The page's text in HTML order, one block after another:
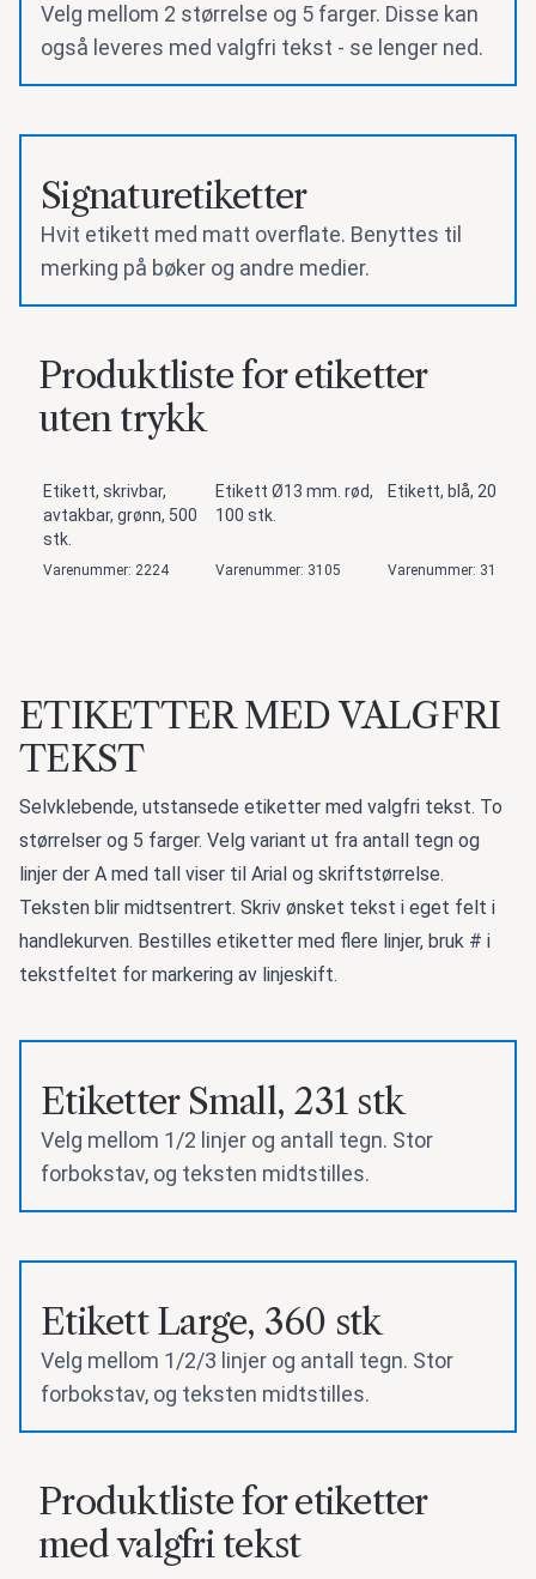
Velg mellom 2 størrelse og 5 farger. Disse kan
også leveres med valgfri tekst - se lenger ned.
Signaturetiketter
Hvit etikett med matt overflate. Benyttes til
merking på bøker og andre medier.
Produktliste for etiketter
uten trykk
Etikett, skrivbar,
avtakbar, grønn, 500
stk.
Varenummer: 2224
Etikett Ø13 mm. rød,
100 stk.
Varenummer: 3105
Etikett, blå, 20 stk.
Varenummer: 3187
ETIKETTER MED VALGFRI
TEKST
Selvklebende, utstansede etiketter med valgfri tekst. To
størrelser og 5 farger. Velg variant ut fra antall tegn og
linjer der A med tall viser til Arial og skriftstørrelse.
Teksten blir midtsentrert. Skriv ønsket tekst i eget felt i
handlekurven. Bestilles etiketter med flere linjer, bruk # i
tekstfeltet for markering av linjeskift.
Etiketter Small, 231 stk
Velg mellom 1/2 linjer og antall tegn. Stor
forbokstav, og teksten midtstilles.
Etikett Large, 360 stk
Velg mellom 1/2/3 linjer og antall tegn. Stor
forbokstav, og teksten midtstilles.
Produktliste for etiketter
med valgfri tekst